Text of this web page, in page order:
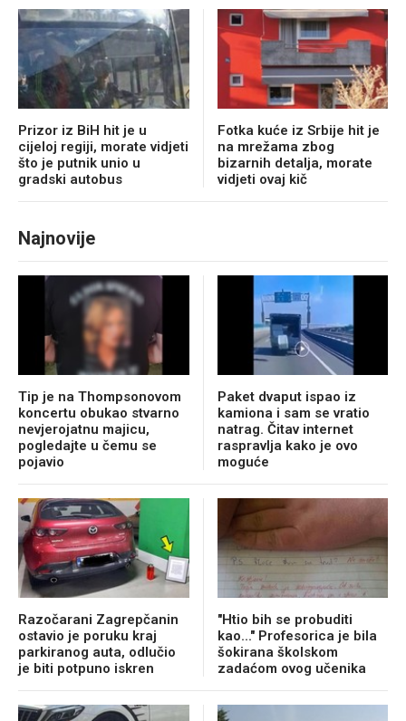
Prizor iz BiH hit je u
cijeloj regiji, morate vidjeti
što je putnik unio u
gradski autobus
Fotka kuće iz Srbije hit je
na mrežama zbog
bizarnih detalja, morate
vidjeti ovaj kič
Najnovije
Tip je na Thompsonovom
koncertu obukao stvarno
nevjerojatnu majicu,
pogledajte u čemu se
pojavio
Paket dvaput ispao iz
kamiona i sam se vratio
natrag. Čitav internet
raspravlja kako je ovo
moguće
Razočarani Zagrepčanin
ostavio je poruku kraj
parkiranog auta, odlučio
je biti potpuno iskren
"Htio bih se probuditi
kao..." Profesorica je bila
šokirana školskom
zadaćom ovog učenika